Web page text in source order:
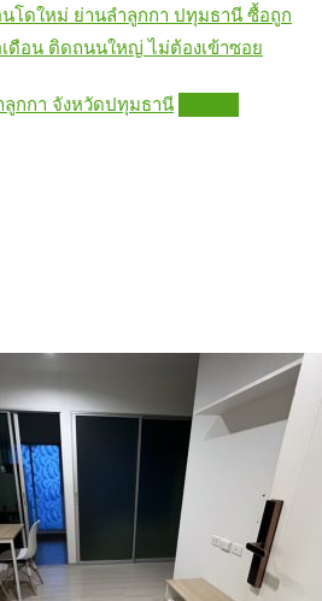
โดใหม่ ย่านลำลูกกา ปทุมธานี ซื้อถูก
เดือน ติดถนนใหญ่ ไม่ต้องเข้าซอย
ลูกกา จังหวัดปทุมธานี